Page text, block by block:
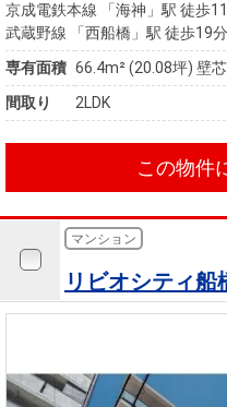
京成電鉄本線 「海神」駅 徒歩
武蔵野線 「西船橋」駅 徒歩19分
専有面積 66.4m²(20.08坪) 壁芯
間取り
2LDK
この物件
マンション
リビオシティ船